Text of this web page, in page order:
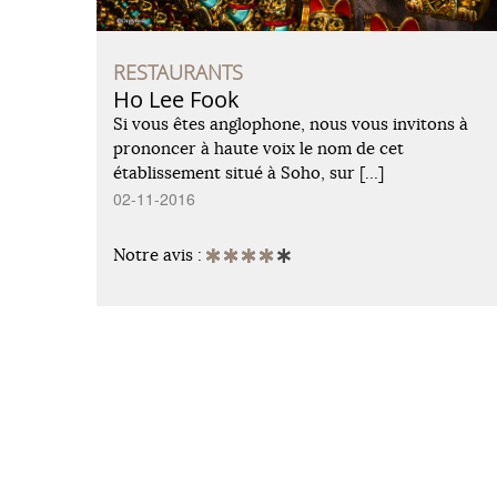
RESTAURANTS
Ho Lee Fook
Si vous êtes anglophone, nous vous invitons à
prononcer à haute voix le nom de cet
établissement situé à Soho, sur […]
02-11-2016
Notre avis :